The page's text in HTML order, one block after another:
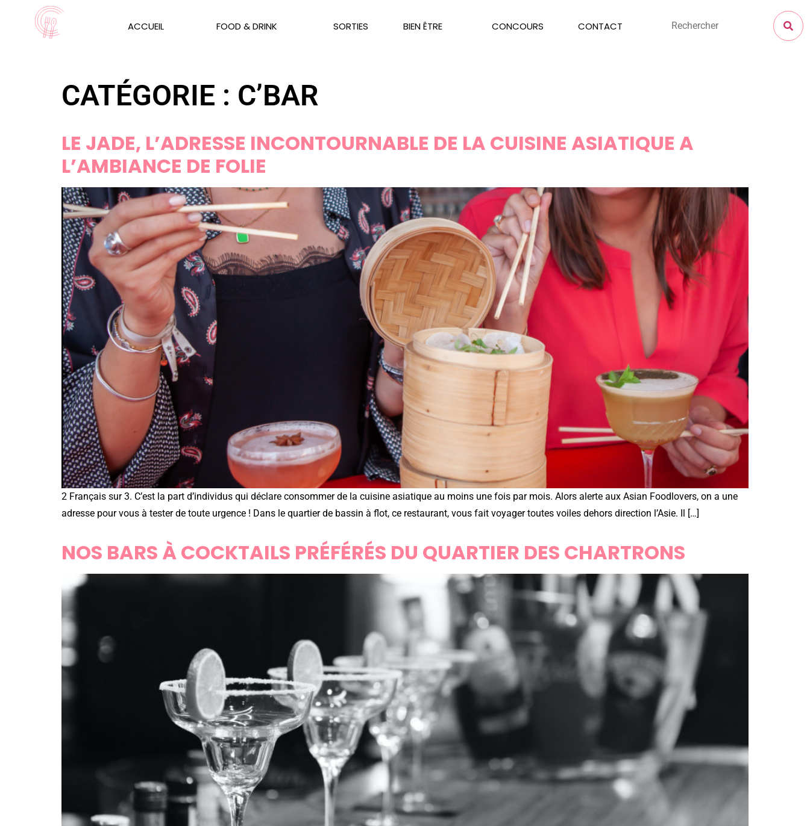
ACCUEIL FOOD & DRINK SORTIES BIEN ÊTRE CONCOURS CONTACT
CATÉGORIE : C’BAR
LE JADE, L’ADRESSE INCONTOURNABLE DE LA CUISINE ASIATIQUE A
L’AMBIANCE DE FOLIE
2 Français sur 3. C’est la part d’individus qui déclare consommer de la cuisine asiatique au moins une fois par mois. Alors alerte aux Asian Foodlovers, on a une
adresse pour vous à tester de toute urgence ! Dans le quartier de bassin à flot, ce restaurant, vous fait voyager toutes voiles dehors direction l’Asie. Il […]
NOS BARS À COCKTAILS PRÉFÉRÉS DU QUARTIER DES CHARTRONS